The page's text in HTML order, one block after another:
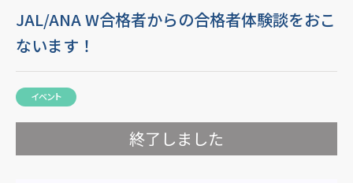
JAL/ANA W合格者からの合格者体験談をおこ
ないます！
イベント
終了しました